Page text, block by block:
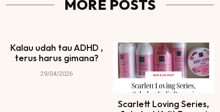
MORE POSTS
Kalau udah tau ADHD ,
terus harus gimana?
29/04/2026
Scarlett Loving Series,